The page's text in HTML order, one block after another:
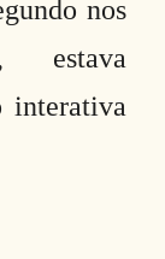
nos
estava
interativa